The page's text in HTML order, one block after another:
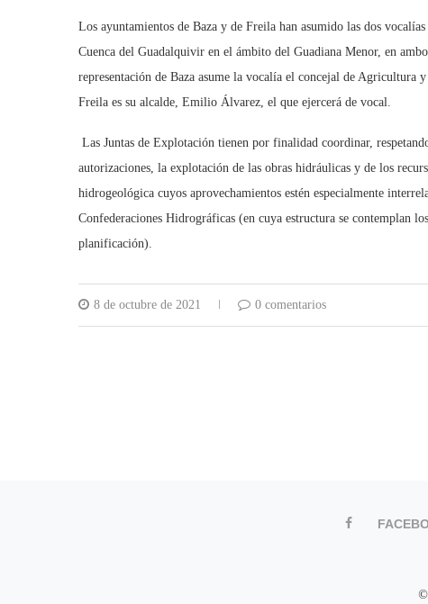
Los ayuntamientos de Baza y de Freila han asumido las dos
Cuenca del Guadalquivir en el ámbito del Guadiana Menor, en
representación de Baza asume la vocalía el concejal de Agricultura
Freila es su alcalde, Emilio Álvarez, el que ejercerá de vocal.
Las Juntas de Explotación tienen por finalidad coordinar,
autorizaciones, la explotación de las obras hidráulicas y de los
hidrogeológica cuyos aprovechamientos estén especialmente
Confederaciones Hidrográficas (en cuya estructura se contemplan
planificación).
8 de octubre de 2021 0 comentarios
©